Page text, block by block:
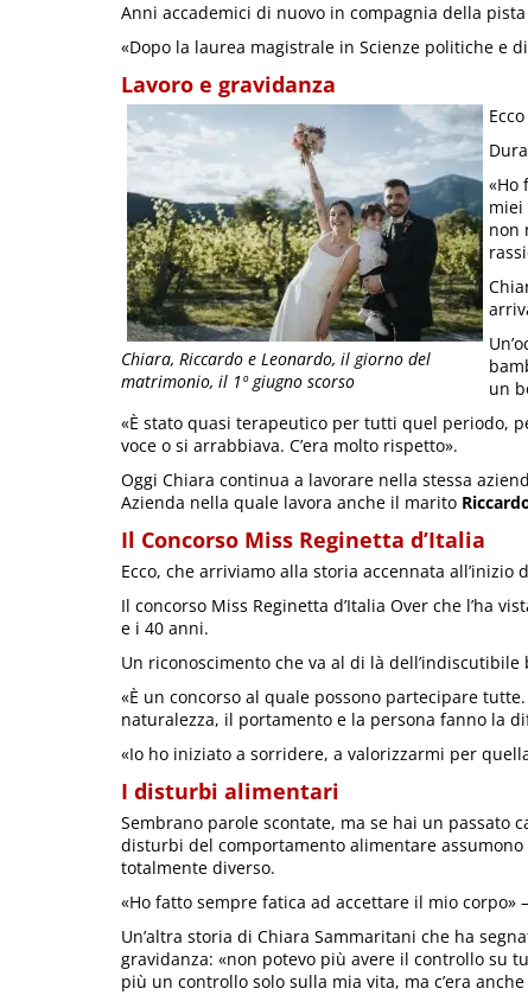
Anni accademici di nuovo in compagnia della
«Dopo la laurea magistrale in Scienze politiche e
Lavoro e gravidanza
Chiara, Riccardo e Leonardo, il giorno del
matrimonio, il 1º giugno scorso
«Ho
miei
non
un
«È stato quasi terapeutico per tutti quel periodo,
voce o si arrabbiava. C’era molto rispetto».
Oggi Chiara continua a lavorare nella stessa
Azienda nella quale lavora anche il marito
Il Concorso Miss Reginetta d’Italia
Ecco, che arriviamo alla storia accennata all’inizio
Il concorso Miss Reginetta d’Italia Over che l’ha
e i 40 anni.
Un riconoscimento che va al di là dell’indiscutibile
«È un concorso al quale possono partecipare
naturalezza, il portamento e la persona fanno la
«Io ho iniziato a sorridere, a valorizzarmi per
I disturbi alimentari
Sembrano parole scontate, ma se hai un passato
disturbi del comportamento alimentare
totalmente diverso.
«Ho fatto sempre fatica ad accettare il mio corpo»
Un’altra storia di Chiara Sammaritani che ha
gravidanza: «non potevo più avere il controllo su
più un controllo solo sulla mia vita, ma c’era